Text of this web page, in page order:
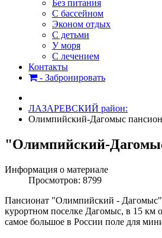
Без питания
С бассейном
Эконом отдых
С детьми
У моря
С лечением
Контакты
- Забронировать
ЛАЗАРЕВСКИЙ район:
Олимпийский-Дагомыс
"Олимпийский-
Информация о материале
Просмотров: 8799
Пансионат "Олимпийский - Дагомыс"
курортном поселке Дагомыс, в 15 км
самое большое в России поле для